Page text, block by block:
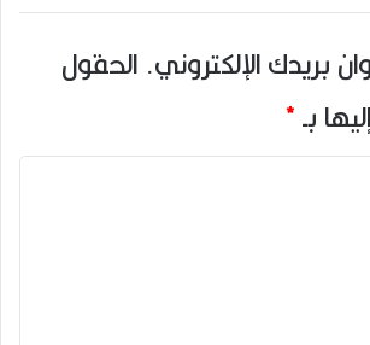
بريدك الإلكتروني. الحقول
بـ*